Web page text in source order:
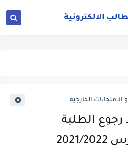
الامتحانات الخارجية
الطلبة